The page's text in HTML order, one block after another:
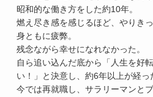
昭和的な働き方をした約10年。
燃え尽き感を感じるほど、やりき
身ともに疲弊。
残念ながら幸せになれなかった。
自ら追い込んだ底から「人生を好
い！」と決意し、約6年以上が経っ
今では再就職し、サラリーマンと